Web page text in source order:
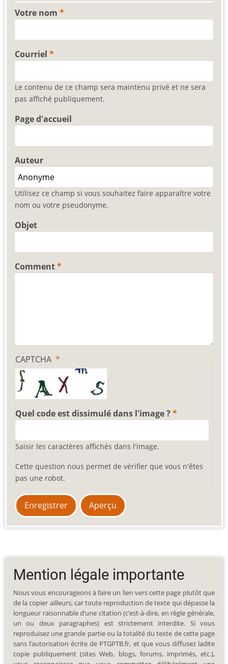
Votre nom
Courriel
Le contenu de ce champ sera maintenu privé et ne sera
pas affiché publiquement.
Page d'accueil
Auteur
Utilisez ce champ si vous souhaitez faire apparaître votre
nom ou votre pseudonyme.
Objet
Comment
CAPTCHA
Quel code est dissimulé dans l'image ?
Saisir les caractères affichés dans l'image.
Cette question nous permet de vérifier que vous n'êtes
pas une robot.
Mention légale importante
Nous vous encourageons à faire un lien vers cette page plutôt que
de la copier ailleurs, car toute reproduction de texte qui dépasse la
longueur raisonnable d’une citation (c’est-à-dire, en règle générale,
un ou deux paragraphes) est strictement interdite. Si vous
reproduisez une grande partie ou la totalité du texte de cette page
sans l’autorisation écrite de PTGPTB.fr, et que vous diffusez ladite
copie publiquement (sites Web, blogs, forums, imprimés, etc.),